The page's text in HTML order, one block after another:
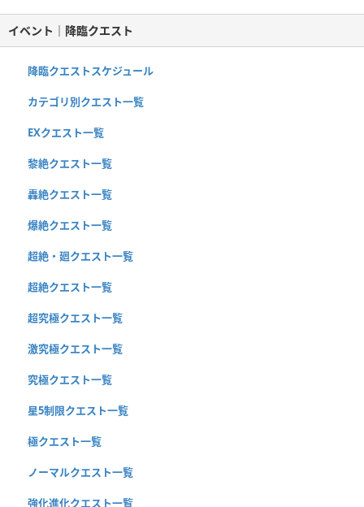
イベント｜降臨クエスト
降臨クエストスケジュール
カテゴリ別クエスト一覧
EXクエスト一覧
黎絶クエスト一覧
轟絶クエスト一覧
爆絶クエスト一覧
超絶・廻クエスト一覧
超絶クエスト一覧
超究極クエスト一覧
激究極クエスト一覧
究極クエスト一覧
星5制限クエスト一覧
極クエスト一覧
ノーマルクエスト一覧
強化進化クエスト一覧